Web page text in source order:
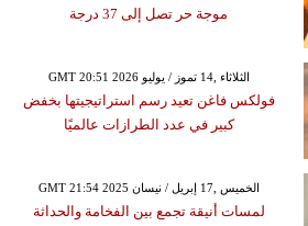
موجة حر تصل إلى 37 درجة
GMT 20:51 2026 الثلاثاء ,14 تموز / يوليو
فولكس فاغن تعيد رسم استراتيجيتها بخفض
كبير في عدد الطرازات عالميًا
GMT 21:54 2025 الخميس ,17 إبريل / نيسان
لمسات أنيقة تجمع بين الفخامة والحداثة